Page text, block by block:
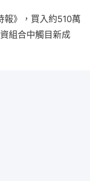
報》，買入約510萬
組合中觸目新成